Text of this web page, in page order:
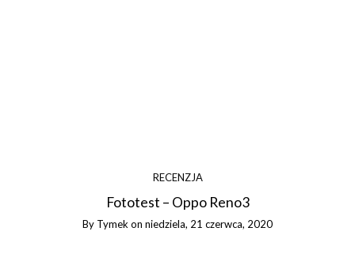
RECENZJA
Fototest – Oppo Reno3
By Tymekon niedziela, 21 czerwca, 2020